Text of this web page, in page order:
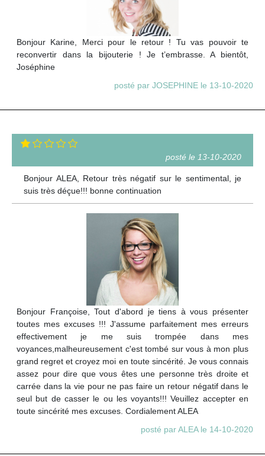
Bonjour Karine, Merci pour le retour ! Tu vas pouvoir te
reconvertir dans la bijouterie ! Je t’embrasse. A bientôt,
Joséphine
posté par JOSEPHINE le 13-10-2020
posté le 13-10-2020
Bonjour ALEA, Retour très négatif sur le sentimental, je
suis très déçue!!! bonne continuation
Bonjour Françoise, Tout d'abord je tiens à vous présenter
toutes mes excuses !!! J'assume parfaitement mes erreurs
effectivement je me suis trompée dans mes
voyances,malheureusement c'est tombé sur vous à mon plus
grand regret et croyez moi en toute sincérité. Je vous connais
assez pour dire que vous êtes une personne très droite et
carrée dans la vie pour ne pas faire un retour négatif dans le
seul but de casser le ou les voyants!!! Veuillez accepter en
toute sincérité mes excuses. Cordialement ALEA
posté par ALEA le 14-10-2020